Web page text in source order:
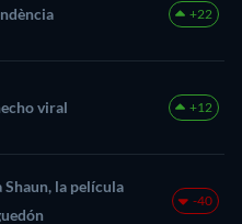
+22
viral +12
Shaun, la película
-40